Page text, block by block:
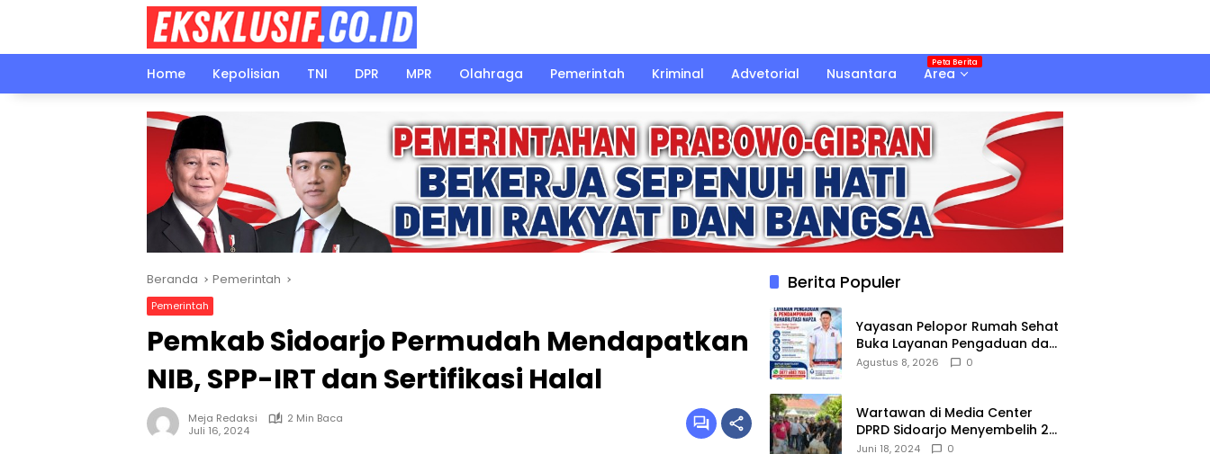
Home
Kepolisian TNI DPR MPR Olahraga Pemerintah Kriminal Advetorial Nusantara Area
Beranda Pemerintah
Pemerintah
Pemkab Sidoarjo Permudah Mendapatkan
NIB, SPP-IRT dan Sertifikasi Halal
Meja Redaksi
2 Min Baca
Juli 16, 2024
Berita Populer
Yayasan Pelopor Rumah Sehat
Buka Layanan Pengaduan dan
Pendampingan Rehabilitasi
Agustus 8, 2026 0
Wartawan di Media Center
DPRD Sidoarjo Menyembelih 2
Ekor Kambing
Juni 18, 2024 0